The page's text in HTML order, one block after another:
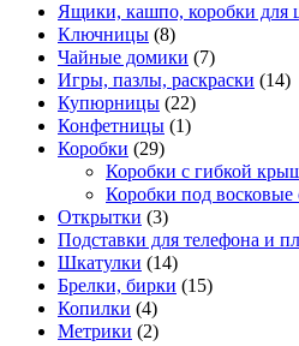
Ящики, кашпо, коробки для
Ключницы (8)
Чайные домики (7)
Игры, пазлы, раскраски (14)
Купюрницы (22)
Конфетницы (1)
Коробки (29)
Коробки с гибкой
Коробки под восковые
Открытки (3)
Подставки для телефона и
Шкатулки (14)
Брелки, бирки (15)
Копилки (4)
Метрики (2)